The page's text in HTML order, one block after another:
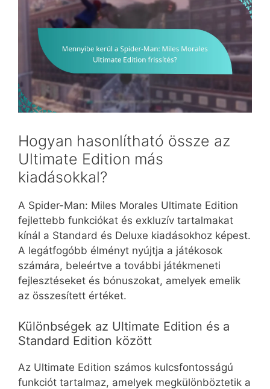
Hogyan hasonlítható össze az
Ultimate Edition más
kiadásokkal?
A Spider-Man: Miles Morales Ultimate Edition
fejlettebb funkciókat és exkluzív tartalmakat
kínál a Standard és Deluxe kiadásokhoz képest.
A legátfogóbb élményt nyújtja a játékosok
számára, beleértve a további játékmeneti
fejlesztéseket és bónuszokat, amelyek emelik
az összesített értéket.
Különbségek az Ultimate Edition és a
Standard Edition között
Az Ultimate Edition számos kulcsfontosságú
funkciót tartalmaz, amelyek megkülönböztetik a